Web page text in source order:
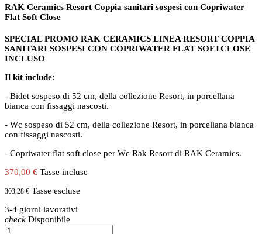
RAK Ceramics Resort Coppia sanitari sospesi con Copriwater
Flat Soft Close
SPECIAL PROMO RAK CERAMICS LINEA RESORT COPPIA
SANITARI SOSPESI CON COPRIWATER FLAT SOFTCLOSE
INCLUSO
Il kit include:
- Bidet sospeso di 52 cm, della collezione Resort, in porcellana
bianca con fissaggi nascosti.
- Wc sospeso di 52 cm, della collezione Resort, in porcellana bianca
con fissaggi nascosti.
- Copriwater flat soft close per Wc Rak Resort di RAK Ceramics.
370,00 € Tasse incluse
303,28 € Tasse escluse
3-4 giorni lavorativi
check Disponibile